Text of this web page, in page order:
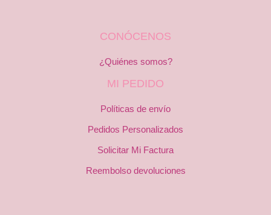
CONÓCENOS
¿Quiénes somos?
MI PEDIDO
Políticas de envío
Pedidos Personalizados
Solicitar Mi Factura
Reembolso devoluciones